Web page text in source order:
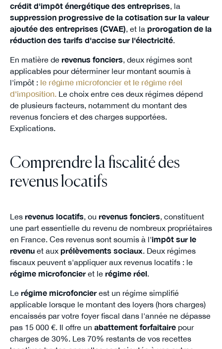
crédit d'impôt énergétique des entreprises, la
suppression progressive de la cotisation sur la valeur
ajoutée des entreprises (CVAE), et la prorogation de la
réduction des tarifs d'accise sur l'électricité.
En matière de revenus fonciers, deux régimes sont
applicables pour déterminer leur montant soumis à
l'impôt : le régime microfoncier et le régime réel
d'imposition.Le choix entre ces deux régimes dépend
de plusieurs facteurs, notamment du montant des
revenus fonciers et des charges supportées.
Explications.
Comprendre la fiscalité des
revenus locatifs
Les revenus locatifs, ou revenus fonciers, constituent
une part essentielle du revenu de nombreux propriétaires
en France. Ces revenus sont soumis à l'impôt sur le
revenuet aux prélèvements sociaux. Deux régimes
fiscaux peuvent s'appliquer aux revenus locatifs : le
régime microfoncieret le régime réel.
Le régime microfoncierest un régime simplifié
applicable lorsque le montant des loyers (hors charges)
encaissés par votre foyer fiscal dans l'année ne dépasse
pas 15 000 €. Il offre un abattement forfaitairepour
charges de 30%. Les 70% restants de vos recettes